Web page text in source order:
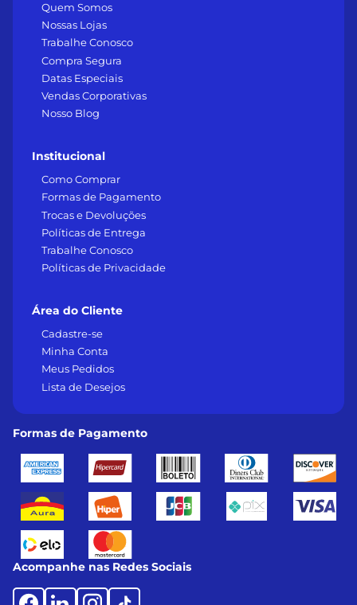
Quem Somos
Nossas Lojas
Trabalhe Conosco
Compra Segura
Datas Especiais
Vendas Corporativas
Nosso Blog
Institucional
Como Comprar
Formas de Pagamento
Trocas e Devoluções
Políticas de Entrega
Trabalhe Conosco
Políticas de Privacidade
Área do Cliente
Cadastre-se
Minha Conta
Meus Pedidos
Lista de Desejos
Formas de Pagamento
Acompanhe nas Redes Sociais